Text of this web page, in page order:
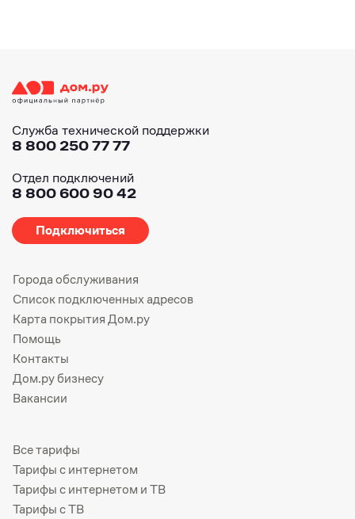
Служба технической поддержки
8 800 250 77 77
Отдел подключений
8 800 600 90 42
Подключиться
Города обслуживания
Список подключенных адресов
Карта покрытия Дом.ру
Помощь
Контакты
Дом.ру бизнесу
Вакансии
Все тарифы
Тарифы с интернетом
Тарифы с интернетом и ТВ
Тарифы с ТВ